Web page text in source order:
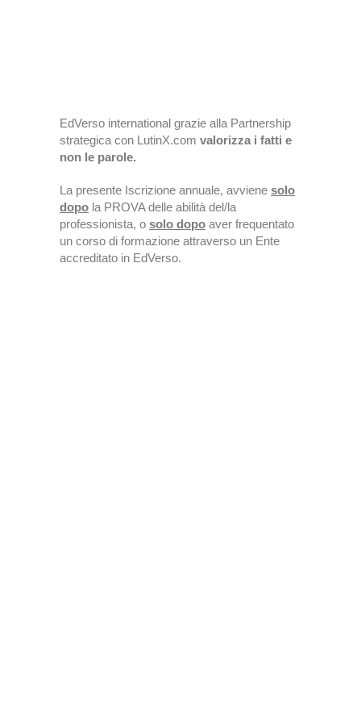
EdVerso international grazie alla Partnership
strategica con LutinX.com valorizza i fatti e
non le parole.
La presente Iscrizione annuale, avviene solo
dopo la PROVA delle abilità del/la
professionista, o solo dopo aver frequentato
un corso di formazione attraverso un Ente
accreditato in EdVerso.